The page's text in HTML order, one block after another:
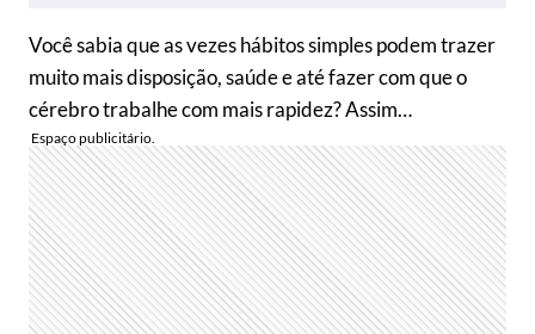
Você sabia que as vezes hábitos simples podem trazer
muito mais disposição, saúde e até fazer com que o
cérebro trabalhe com mais rapidez? Assim…